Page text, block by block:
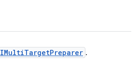
IMultiTargetPreparer .